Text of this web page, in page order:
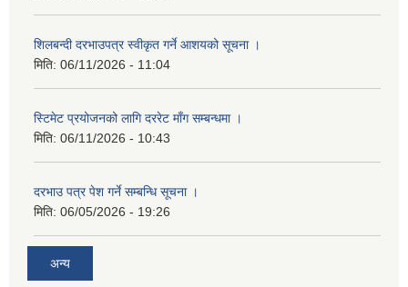
शिलबन्दी दरभाउपत्र स्वीकृत गर्ने आशयको सूचना ।
मिति: 06/11/2026 - 11:04
स्टिमेट प्रयोजनको लागि दररेट माँग सम्बन्धमा ।
मिति: 06/11/2026 - 10:43
दरभाउ पत्र पेश गर्ने सम्बन्धि सूचना ।
मिति: 06/05/2026 - 19:26
अन्य